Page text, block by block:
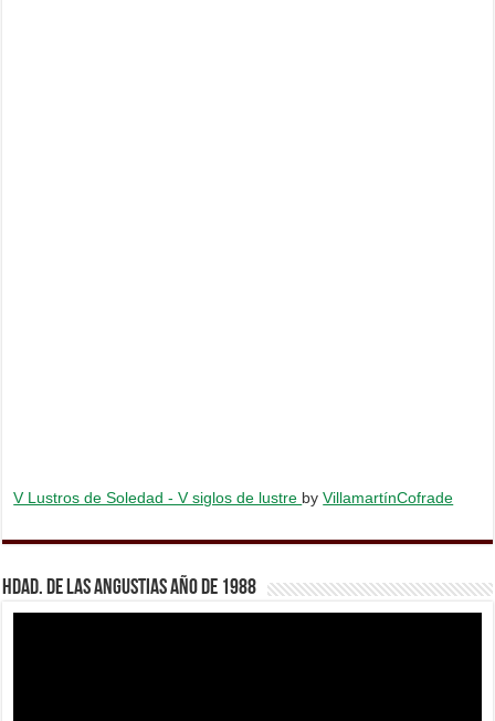
V Lustros de Soledad - V siglos de lustre byVillamartínCofrade
Hdad. de Las Angustias año de 1988